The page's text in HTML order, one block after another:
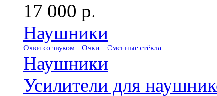
17 000 р.
Наушники
Очки со звуком Очки Сменные стёкла
Наушники
Усилители для